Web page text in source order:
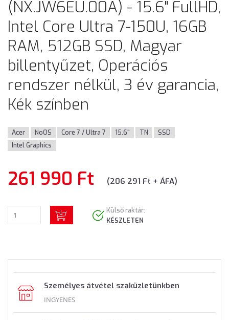
(NX.JW6EU.00A) - 15.6" FullHD,
Intel Core Ultra 7-150U, 16GB
RAM, 512GB SSD, Magyar
billentyűzet, Operációs
rendszer nélkül, 3 év garancia,
Kék színben
Acer NoOS Core 7 / Ultra 7 15.6" TN
SSD
Intel Graphics
261 990 Ft (206 291 Ft + ÁFA)
Külső raktár:
KÉSZLETEN
Személyes átvétel szaküzletünkben
INGYENES